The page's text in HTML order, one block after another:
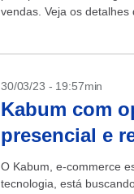
vendas. Veja os
30/03/23 - 19:57min
Kabum com
presencial e
O Kabum, e-commerce
tecnologia, está